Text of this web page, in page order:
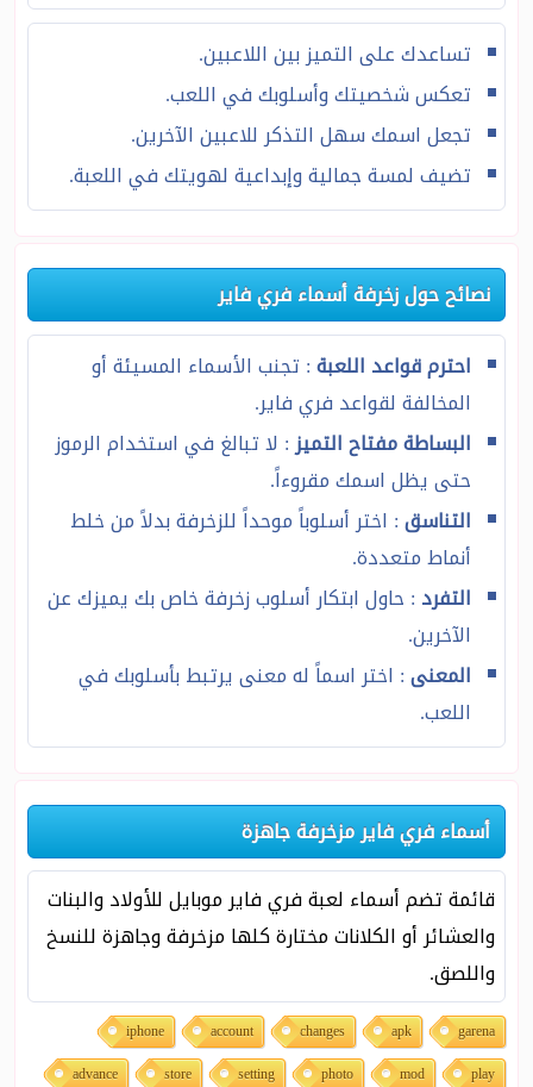
تساعدك على التميز بين اللاعبين.
تعكس شخصيتك وأسلوبك في اللعب.
تجعل اسمك سهل التذكر للاعبين الآخرين.
تضيف لمسة جمالية وإبداعية لهويتك في اللعبة.
نصائح حول زخرفة أسماء فري فاير
احترم قواعد اللعبة: تجنب الأسماء المسيئة أو
المخالفة لقواعد فري فاير.
البساطة مفتاح التميز: لا تبالغ في استخدام الرموز
حتى يظل اسمك مقروءاً.
التناسق: اختر أسلوباً موحداً للزخرفة بدلاً من خلط
أنماط متعددة.
التفرد : حاول ابتكار أسلوب زخرفة خاص بك يميزك عن
الآخرين.
المعنى: اختر اسماً له معنى يرتبط بأسلوبك في
اللعب.
أسماء فري فاير مزخرفة جاهزة
قائمة تضم أسماء لعبة فري فاير موبايل للأولاد والبنات
والعشائر أو الكلانات مختارة كلها مزخرفة وجاهزة للنسخ
واللصق.
garena
apk
changes
account
iphone
play
mod
photo
setting
store
advance